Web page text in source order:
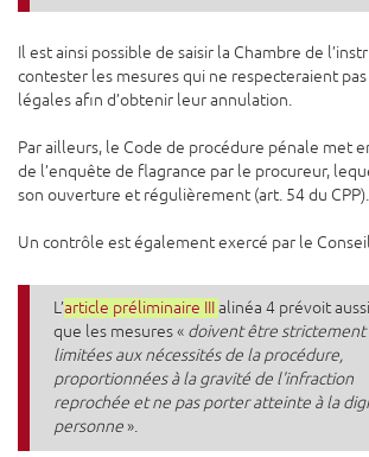
Il est ainsi possible de saisir la Chambre de
contester les mesures qui ne respecteraient
légales afin d’obtenir leur annulation.
Par ailleurs, le Code de procédure pénale met
de l’enquête de flagrance par le procureur,
son ouverture et régulièrement (art. 54 du CPP).
Un contrôle est également exercé par le
L’article préliminaire IIIalinéa 4 prévoit aussi
que les mesures « doivent être strictement
limitées aux nécessités de la procédure,
proportionnées à la gravité de l'infraction
reprochée et ne pas porter atteinte à la
personne».